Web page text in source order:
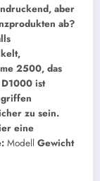
aber
ab?
2500, das
ist
zu sein.
eine
Modell Gewicht